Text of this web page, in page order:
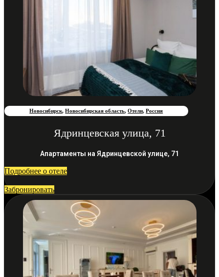
Новосибирск,Новосибирская область,Отели,Россия
Ядринцевская улица, 71
Апартаменты на Ядринцевской улице, 71
Подробнее о отеле
Забронировать